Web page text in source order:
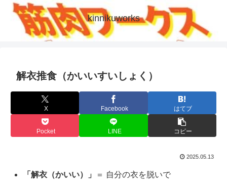
kinnikuworks
解衣推食（かいいすいしょく）
X Facebook はてブ
Pocket LINE コピー
2025.05.13
「解衣（かいい）」 ＝ 自分の衣を脱いで